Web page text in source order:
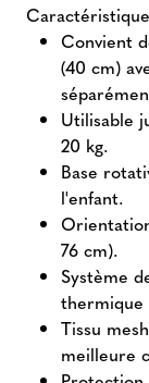
Convient
(40 cm)
Utilisable
20 kg.
Base
l'enfant.
76 cm).
Système
thermique
Tissu
meilleure